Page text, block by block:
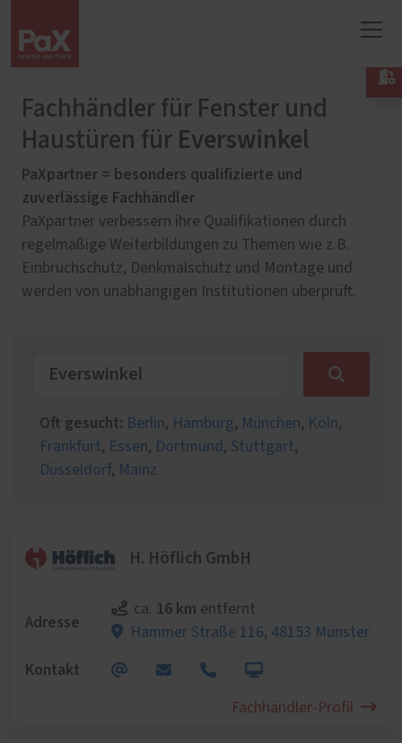
Fachhändler für Fenster und
Haustüren für Everswinkel
PaXpartner = besonders qualifizierte und
zuverlässige Fachhändler
PaXpartner verbessern ihre Qualifikationen durch
regelmäßige Weiterbildungen zu Themen wie z.B.
Einbruchschutz, Denkmalschutz und Montage und
werden von unabhängigen Institutionen überprüft.
Oft gesucht: Berlin, Hamburg, München, Köln,
Frankfurt, Essen, Dortmund , Stuttgart,
Düsseldorf, Mainz
H. Höflich GmbH
Adresse
ca. 16 km entfernt
Hammer Straße 116, 48153 Münster
Kontakt
Fachhändler-Profil
